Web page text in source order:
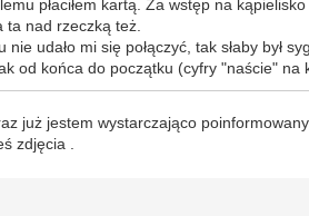
płaciłem kartą. Za wstęp na
nad rzeczką też.
udało mi się połączyć, tak słaby był
od końca do początku (cyfry "naście" na
już jestem wystarczająco
zdjęcia .